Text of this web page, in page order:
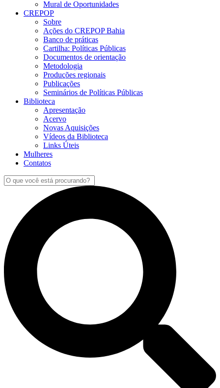
Mural de Oportunidades
CREPOP
Sobre
Ações do CREPOP Bahia
Banco de práticas
Cartilha: Políticas Públicas
Documentos de orientação
Metodologia
Produções regionais
Publicações
Seminários de Políticas Públicas
Biblioteca
Apresentação
Acervo
Novas Aquisições
Vídeos da Biblioteca
Links Úteis
Mulheres
Contatos